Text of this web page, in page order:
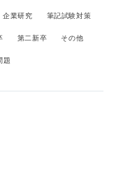
企業研究 筆記試験対策
第二新卒 その他
題